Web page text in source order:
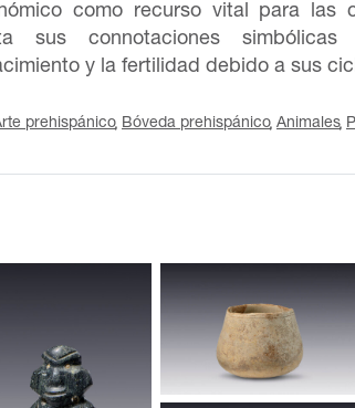
como recurso vital para las
sus connotaciones
y la fertilidad debido a sus
prehispánico Bóveda prehispánico Animales